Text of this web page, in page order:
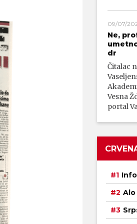
09/07/
Ne,
dr
Čitalac
Vesna
portal
Alo